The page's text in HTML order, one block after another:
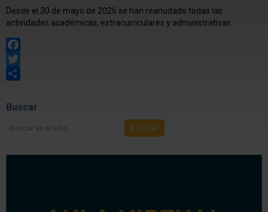
Desde el 30 de mayo de 2026 se han reanudado todas las
actividades académicas, extracurriculares y administrativas.
Facebook
Twitter
Buscar
Buscar
BUSCAR